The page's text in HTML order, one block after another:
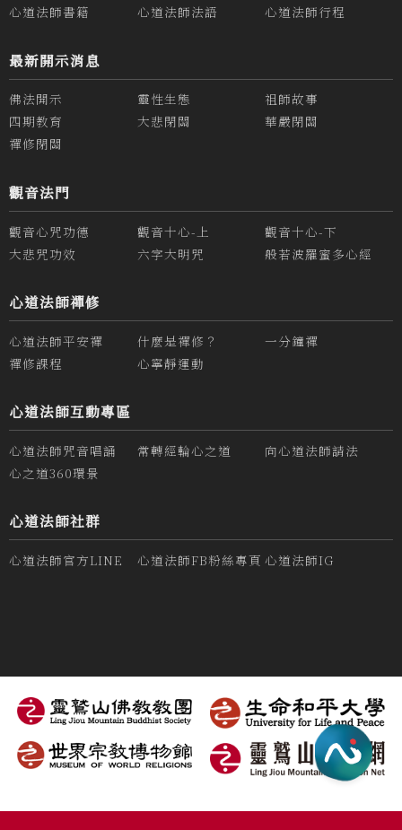
心道法師書籍
心道法師法語 心道法師行程
最新開示消息
佛法開示 靈性生態
祖師故事
四期教育
大悲閉關
華嚴閉關
禪修閉關
觀音法門
觀音心咒功德 觀音十心-上
觀音十心-下
大悲咒功效
六字大明咒 般若波羅蜜多心經
心道法師禪修
心道法師平安禪 什麼是禪修？
一分鐘禪
禪修課程
心寧靜運動
心道法師互動專區
心道法師咒音唱誦 常轉經輪心之道
向心道法師請法
心之道360環景
心道法師社群
心道法師官方LINE 心道法師FB粉絲專頁 心道法師IG